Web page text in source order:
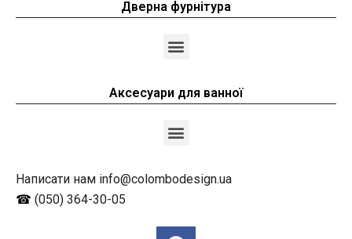
Дверна фурнітура
Аксесуари для ванної
Написати нам info@colombodesign.ua
☎ (050) 364-30-05